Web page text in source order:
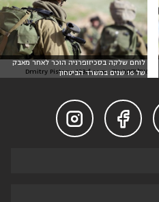
לוחם שלקה בסכיזופרניה הוכר לאחר מאבק
של 16 שנים במשרד הביטחון
אילוסטרציה: Dmitry Pistrov, 123rf.com

